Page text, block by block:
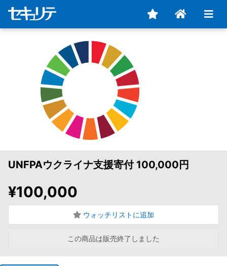
UNFPAウクライナ支援寄付 100,000円
¥100,000
ウォッチリストに追加
この商品は販売終了しました